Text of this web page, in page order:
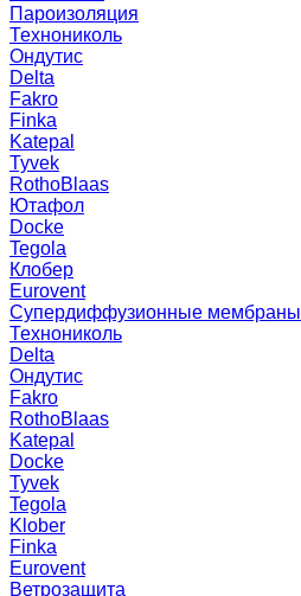
Пароизоляция
Технониколь
Ондутис
Delta
Fakro
Finka
Katepal
Tyvek
RothoBlaas
Ютафол
Docke
Tegola
Клобер
Eurovent
Супердиффузионные мембраны
Технониколь
Delta
Ондутис
Fakro
RothoBlaas
Katepal
Docke
Tyvek
Tegola
Klober
Finka
Eurovent
Ветрозащита